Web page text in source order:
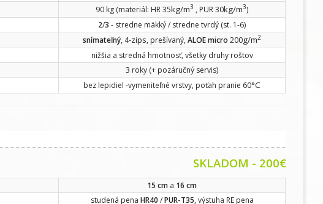
90 kg (materiál: HR 35kg/m3 , PUR 30kg/m3)
2/3 - stredne mäkký / stredne tvrdý (st. 1-6)
snímateľný, 4-zips, prešívaný,ALOE micro 200g/m2
nižšia a stredná hmotnosť, všetky druhy roštov
3 roky (+ pozáručný servis)
bez lepidiel -vymeniteľné vrstvy, poťah pranie 60°C
SKLADOM - 200€
15 cm a 16 cm
studená pena HR40 /PUR-T35, výstuha RE pena